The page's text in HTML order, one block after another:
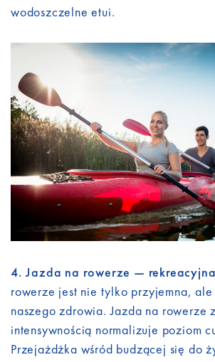
wodoszczelne etui.
4. Jazda na rowerze — rekreacyjna
rowerze jest nie tylko przyjemna,
naszego zdrowia. Jazda na rowerze
intensywnością normalizuje poziom
Przejażdżka wśród budzącej się do